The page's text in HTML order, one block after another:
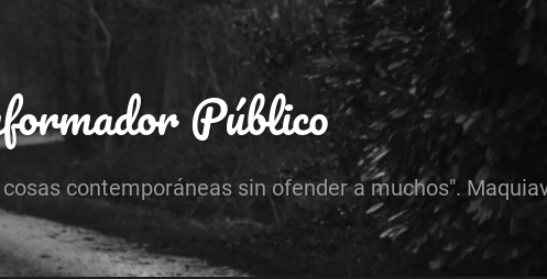
Público
contemporáneas sin ofender a muchos".